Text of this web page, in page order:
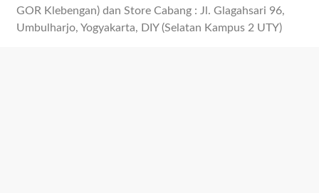
GOR Klebengan) dan Store Cabang : Jl. Glagahsari 96,
Umbulharjo, Yogyakarta, DIY (Selatan Kampus 2 UTY)